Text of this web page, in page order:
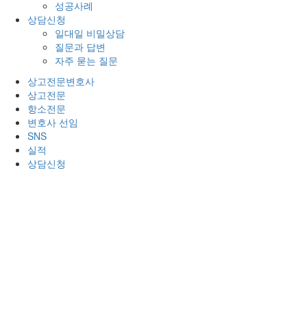
성공사례
상담신청
일대일 비밀상담
질문과 답변
자주 묻는 질문
상고전문변호사
상고전문
항소전문
변호사 선임
SNS
실적
상담신청